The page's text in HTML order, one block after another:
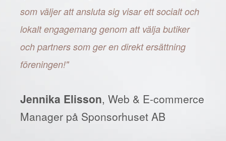
som väljer att ansluta sig visar ett socialt och
lokalt engagemang genom att välja butiker
och partners som ger en direkt ersättning
föreningen!"
Jennika Elisson, Web & E-commerce
Manager på Sponsorhuset AB